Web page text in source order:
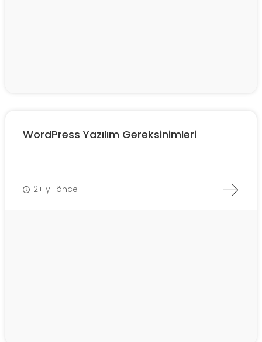
WordPress Yazılım Gereksinimleri
2+ yıl önce